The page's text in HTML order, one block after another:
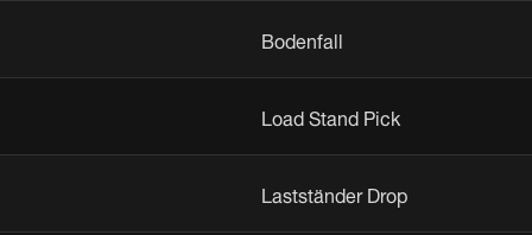
Bodenfall
Load Stand Pick
Lastständer Drop